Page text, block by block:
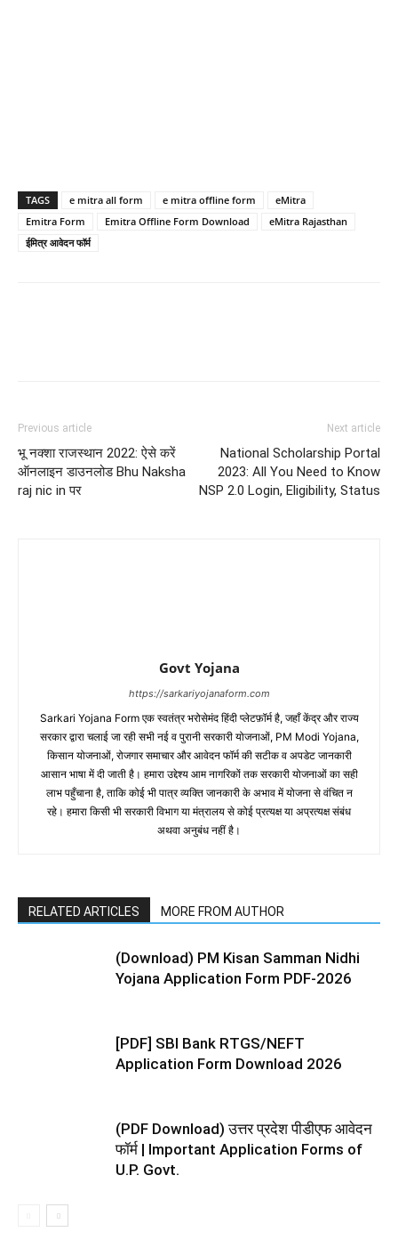
TAGS e mitra all form e mitra offline form
eMitra
Emitra Form
Emitra Offline Form Download
eMitra Rajasthan
ईमित्र आवेदन फॉर्म
Previous article
भू नक्शा राजस्थान 2022: ऐसे करें
ऑनलाइन डाउनलोड Bhu Naksha
raj nic in पर
Next article
National Scholarship Portal
2023: All You Need to Know
NSP 2.0 Login, Eligibility, Status
Govt Yojana
https://sarkariyojanaform.com
Sarkari Yojana Form एक स्वतंत्र भरोसेमंद हिंदी प्लेटफ़ॉर्म है, जहाँ केंद्र और राज्य
सरकार द्वारा चलाई जा रही सभी नई व पुरानी सरकारी योजनाओं, PM Modi Yojana,
किसान योजनाओं, रोजगार समाचार और आवेदन फॉर्म की सटीक व अपडेट जानकारी
आसान भाषा में दी जाती है। हमारा उद्देश्य आम नागरिकों तक सरकारी योजनाओं का सही
लाभ पहुँचाना है, ताकि कोई भी पात्र व्यक्ति जानकारी के अभाव में योजना से वंचित न
रहे। हमारा किसी भी सरकारी विभाग या मंत्रालय से कोई प्रत्यक्ष या अप्रत्यक्ष संबंध
अथवा अनुबंध नहीं है।
RELATED ARTICLES MORE FROM AUTHOR
(Download) PM Kisan Samman Nidhi
Yojana Application Form PDF-2026
[PDF] SBI Bank RTGS/NEFT
Application Form Download 2026
(PDF Download) उत्तर प्रदेश पीडीएफ आवेदन
फॉर्म | Important Application Forms of
U.P. Govt.